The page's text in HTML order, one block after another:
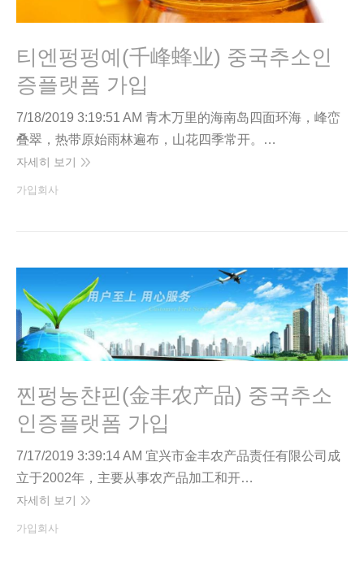
티엔펑펑예(千峰蜂业) 중국추소인
증플랫폼 가입
7/18/2019 3:19:51 AM 青木万里的海南岛四面环海，峰峦
叠翠，热带原始雨林遍布，山花四季常开。…
자세히 보기
가입회사
찐펑농챤핀(金丰农产品) 중국추소
인증플랫폼 가입
7/17/2019 3:39:14 AM 宜兴市金丰农产品责任有限公司成
立于2002年，主要从事农产品加工和开…
자세히 보기
가입회사